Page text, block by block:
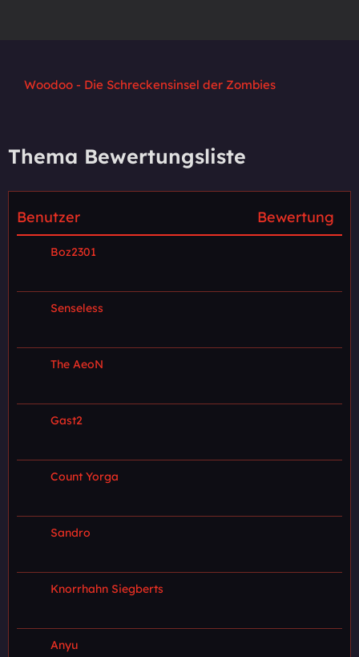
Woodoo - Die Schreckensinsel der Zombies
Thema Bewertungsliste
Benutzer Bewertung
Boz2301
Senseless
The AeoN
Gast2
Count Yorga
Sandro
Knorrhahn Siegberts
Anyu